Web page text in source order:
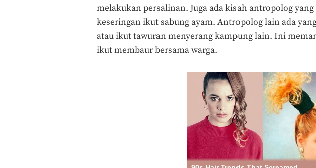
melakukan persalinan. Juga ada kisah antropolog
keseringan ikut sabung ayam. Antropolog lain ada
atau ikut tawuran menyerang kampung lain. Ini
ikut membaur bersama warga.